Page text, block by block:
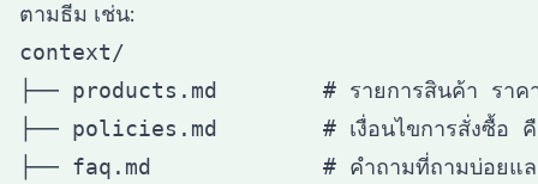
ตามธีม เช่น:
context/
├── products.md        # รายการสินค้า ราค
├── policies.md        # เงื่อนไขการสั่งซื้อ คื
├── faq.md             # คำถามที่ถามบ่อยและ